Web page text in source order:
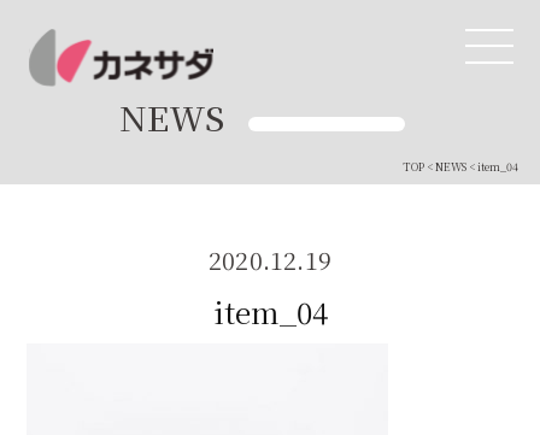
TOP
生産体制
美味しい安心
NEWS
TOP<NEWS< item_04
2020.12.19
item_04